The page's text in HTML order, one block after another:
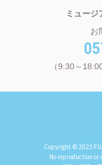
ミュージ
お
（9:30～
Copyright © 2023
No reproduction